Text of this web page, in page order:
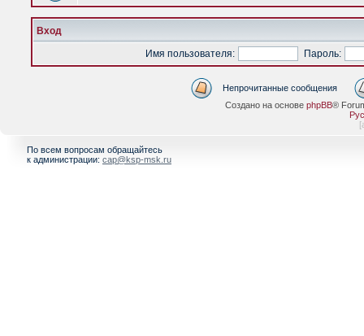
Вход
Имя пользователя:
Пароль:
Непрочитанные сообщения
Создано на основе phpBB®
[
По всем вопросам обращайтесь
к администрации: cap@ksp-msk.ru